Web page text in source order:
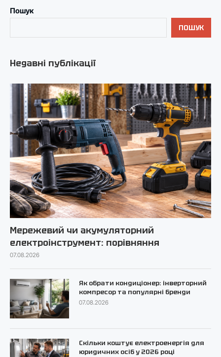
Пошук
ПОШУК
Недавні публікації
Мережевий чи акумуляторний
електроінструмент: порівняння
07.08.2026
Як обрати кондиціонер: інверторний
компресор та популярні бренди
07.08.2026
Скільки коштує електроенергія для
юридичних осіб у 2026 році